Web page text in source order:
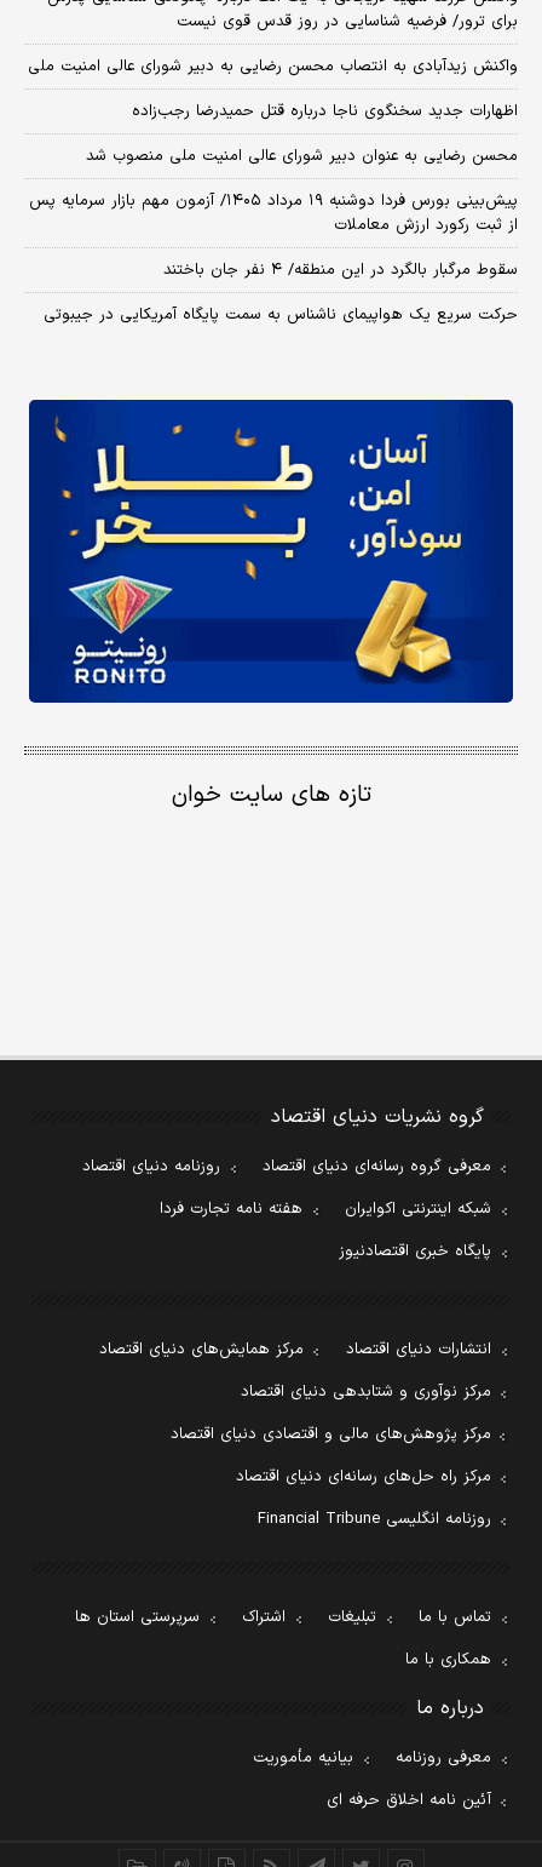
برای ترور/ فرضیه شناسایی در روز قدس قوی نیست
واکنش زیدآبادی به انتصاب محسن رضایی به دبیر شورای عالی امنیت ملی
اظهارات جدید سخنگوی ناجا درباره قتل حمیدرضا رجب‌زاده
محسن رضایی به عنوان دبیر شورای عالی امنیت ملی منصوب شد
​پیش‌بینی بورس فردا دوشنبه ۱۹ مرداد ۱۴۰۵/ آزمون مهم بازار سرمایه پس
از ثبت رکورد ارزش معاملات
سقوط مرگبار بالگرد در این منطقه/ ۴ نفر جان باختند
حرکت سریع یک هواپیمای ناشناس به سمت پایگاه آمریکایی در جیبوتی
تازه های سایت خوان
گروه نشریات دنیای اقتصاد
معرفی گروه رسانه‌ای دنیای اقتصاد
روزنامه دنیای اقتصاد
شبکه اینترنتی اکوایران
هفته نامه تجارت فردا
پایگاه خبری اقتصادنیوز
انتشارات دنیای اقتصاد
مرکز همایش‌های دنیای اقتصاد
مرکز نوآوری و شتابدهی دنیای اقتصاد
مرکز پژوهش‌های مالی و اقتصادی دنیای اقتصاد
مرکز راه حل‌های رسانه‌ای دنیای اقتصاد
روزنامه انگلیسی Financial Tribune
تماس با ما تبلیغات اشتراک
سرپرستی استان ها
همکاری با ما
درباره ما
معرفی روزنامه
بیانیه مأموریت
آئین نامه اخلاق حرفه ای